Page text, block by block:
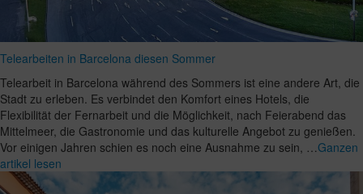
Telearbeiten in Barcelona diesen Sommer
Telearbeit in Barcelona während des Sommers ist eine andere Art, die
Stadt zu erleben. Es verbindet den Komfort eines Hotels, die
Flexibilität der Fernarbeit und die Möglichkeit, nach Feierabend das
Mittelmeer, die Gastronomie und das kulturelle Angebot zu genießen.
Vor einigen Jahren schien es noch eine Ausnahme zu sein, …Ganzen
artikel lesen